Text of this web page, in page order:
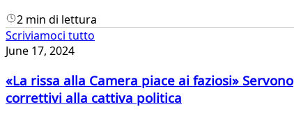
2 min di lettura
Scriviamoci tutto
June 17, 2024
«La rissa alla Camera piace ai faziosi» Servono
correttivi alla cattiva politica